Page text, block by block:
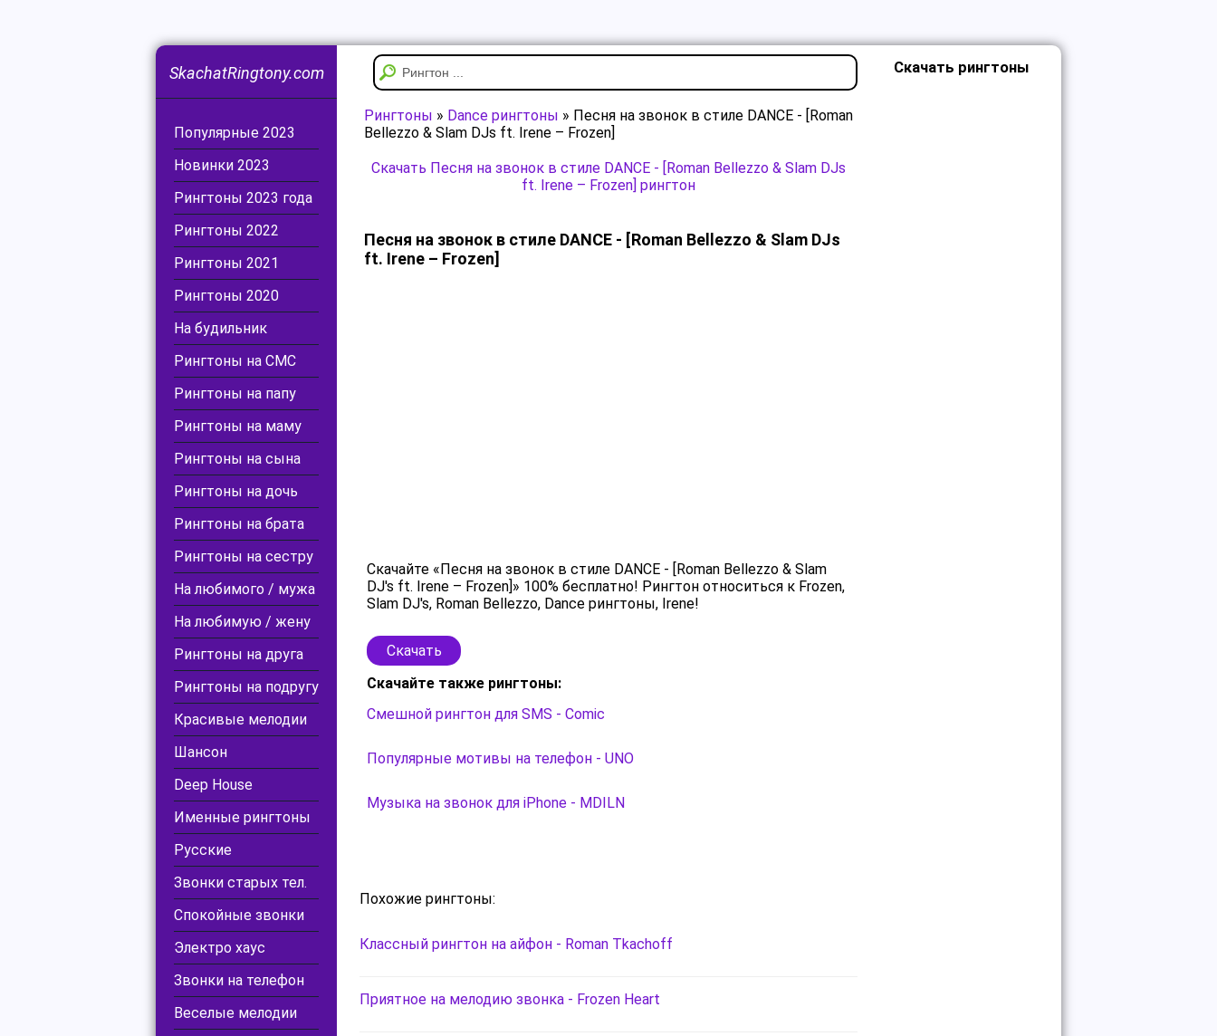
SkachatRingtony.com
Популярные 2023
Новинки 2023
Рингтоны 2023 года
Рингтоны 2022
Рингтоны 2021
Рингтоны 2020
На будильник
Рингтоны на СМС
Рингтоны на папу
Рингтоны на маму
Рингтоны на сына
Рингтоны на дочь
Рингтоны на брата
Рингтоны на сестру
На любимого / мужа
На любимую / жену
Рингтоны на друга
Рингтоны на подругу
Красивые мелодии
Шансон
Deep House
Именные рингтоны
Русские
Звонки старых тел.
Спокойные звонки
Электро хаус
Звонки на телефон
Веселые мелодии
Рингтоны » Dance рингтоны » Песня на звонок в стиле DANCE - [Roman
Bellezzo & Slam DJs ft. Irene – Frozen]
Скачать Песня на звонок в стиле DANCE - [Roman Bellezzo & Slam DJs
ft. Irene – Frozen] рингтон
Песня на звонок в стиле DANCE - [Roman Bellezzo & Slam DJs
ft. Irene – Frozen]
Скачайте «Песня на звонок в стиле DANCE - [Roman Bellezzo & Slam
DJ's ft. Irene – Frozen]» 100% бесплатно! Рингтон относиться к Frozen,
Slam DJ's, Roman Bellezzo, Dance рингтоны, Irene!
Скачать
Скачайте также рингтоны:
Смешной рингтон для SMS - Comic
Популярные мотивы на телефон - UNO
Музыка на звонок для iPhone - MDILN
Похожие рингтоны:
Классный рингтон на айфон - Roman Tkachoff
Приятное на мелодию звонка - Frozen Heart
Скачать рингтоны